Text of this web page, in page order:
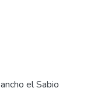
el Sabio